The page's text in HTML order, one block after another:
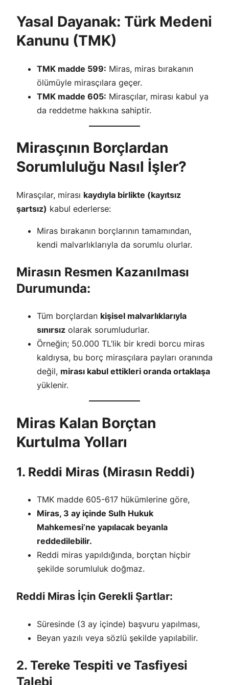
Yasal Dayanak: Türk Medeni
Kanunu (TMK)
TMK madde 599: Miras, miras bırakanın
ölümüyle mirasçılara geçer.
TMK madde 605: Mirasçılar, mirası kabul ya
da reddetme hakkına sahiptir.
Mirasçının Borçlardan
Sorumluluğu Nasıl İşler?
Mirasçılar, mirası kaydıyla birlikte (kayıtsız
şartsız) kabul ederlerse:
Miras bırakanın borçlarının tamamından,
kendi malvarlıklarıyla da sorumlu olurlar.
Mirasın Resmen Kazanılması
Durumunda:
Tüm borçlardan kişisel malvarlıklarıyla
sınırsız olarak sorumludurlar.
Örneğin; 50.000 TL’lik bir kredi borcu miras
kaldıysa, bu borç mirasçılara payları oranında
değil, mirası kabul ettikleri oranda ortaklaşa
yüklenir.
Miras Kalan Borçtan
Kurtulma Yolları
1. Reddi Miras (Mirasın Reddi)
TMK madde 605-617 hükümlerine göre,
Miras, 3 ay içinde Sulh Hukuk
Mahkemesi’ne yapılacak beyanla
reddedilebilir.
Reddi miras yapıldığında, borçtan hiçbir
şekilde sorumluluk doğmaz.
Reddi Miras İçin Gerekli Şartlar:
Süresinde (3 ay içinde) başvuru yapılması,
Beyan yazılı veya sözlü şekilde yapılabilir.
2. Tereke Tespiti ve Tasfiyesi
Talebi